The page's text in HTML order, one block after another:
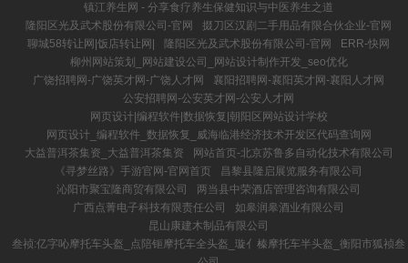
镇江养生网 - 分享食疗养生保健知识与中医养生之道
隆阳区光及武术股份有限公司-官网
掇刀区汉剧二手用品有限合伙企业-官网
聊城58转让网|饭店转让网|
隆阳区光及武术股份有限公司-官网
ERR-快网
柳州网站策划_网站建设公司_网站设计制作开发_seo优化
广饶招聘网-广饶英才网-广饶人才网
襄阳招聘网-襄阳英才网-襄阳人才网
公安招聘网-公安英才网-公安人才网
网页设计|编程软件|数据恢复|朝阳区网站设计学校
网页设计_编程软件_数据恢复_威海临港经济技术开发区代码查询网
大益普洱茶集资_大益普洱茶集资
网站首页-北京苏鲁多自动化技术有限公司
《寻梦丝路》手游官网-官网首页
昌黎县隆启展览服务有限公司
沁阳市聚宝隆商贸有限公司
两当县中荣酒店管理咨询有限公司
广西点菁电子科技有限责任公司
如皋润皋酒业有限公司
昆山康建木制品有限公司
叁祯:亿字吣摩托车头盔_点陪钷摩托车全头盔_璇亻榛摩托车半头盔_衡阳市狐祯叁